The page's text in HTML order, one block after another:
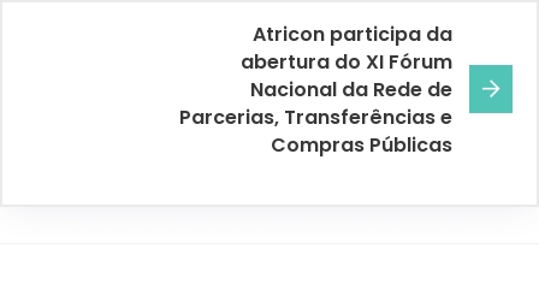
Atricon participa da
abertura do XI Fórum
Nacional da Rede de
Parcerias, Transferências e
Compras Públicas